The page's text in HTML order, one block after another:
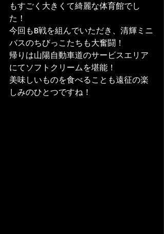
もすごく大きくて綺麗な体育館でし
た！
今回もB戦を組んでいただき、清輝ミニ
バスのちびっこたちも大奮闘！
帰りは山陽自動車道のサービスエリア
にてソフトクリームを堪能！
美味しいものを食べることも遠征の楽
しみのひとつですね！